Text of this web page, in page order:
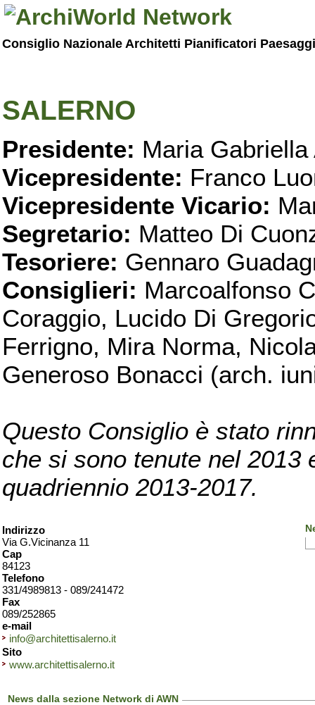
Consiglio Nazionale Architetti Pianificatori
SALERNO
Presidente: Maria Gabriella
Vicepresidente: Franco
Vicepresidente Vicario:
Segretario: Matteo Di
Tesoriere: Gennaro
Consiglieri: Marcoalfonso
Coraggio, Lucido Di
Ferrigno, Mira Norma,
Generoso Bonacci (arch.
Questo Consiglio è stato
che si sono tenute nel 2013
quadriennio 2013-2017.
Indirizzo
Via G.Vicinanza 11
Cap
84123
Telefono
331/4989813 - 089/241472
Fax
089/252865
e-mail
info@architettisalerno.it
Sito
www.architettisalerno.it
News dalla sezione Network di AWN